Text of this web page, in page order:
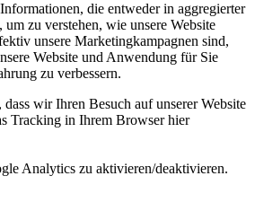
die entweder in aggregierter
zu verstehen, wie unsere Website
unsere Marketingkampagnen sind,
Website und Anwendung für Sie
zu verbessern.
wir Ihren Besuch auf unserer Website
Tracking in Ihrem Browser hier
Analytics zu aktivieren/deaktivieren.